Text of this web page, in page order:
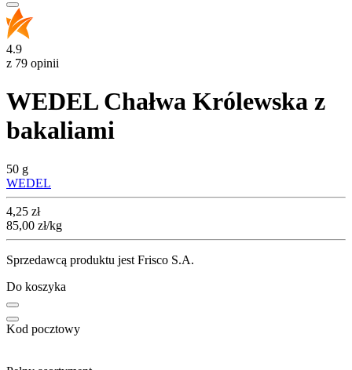
4.9
z 79 opinii
WEDEL Chałwa Królewska z
bakaliami
50 g
WEDEL
Cena
4,25 zł
85,00 zł/kg
Sprzedawcą produktu jest Frisco S.A.
Do koszyka
Kod pocztowy